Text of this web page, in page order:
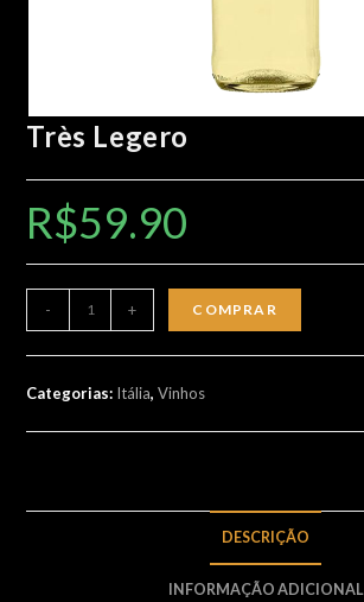
Très Legero
R$59.90
-
Très
Legero
quantidade
+ COMPRAR
Categorias: Itália,Vinhos
DESCRIÇÃO
INFORMAÇÃO ADICIONAL